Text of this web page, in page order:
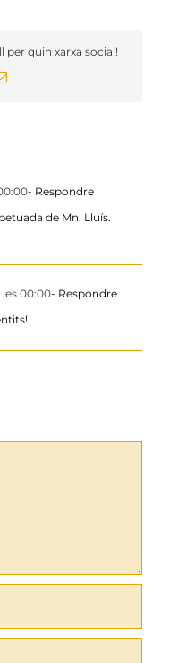
per quin xarxa social!
Email:
- Respondre
de Mn. Lluís.
les 00:00- Respondre